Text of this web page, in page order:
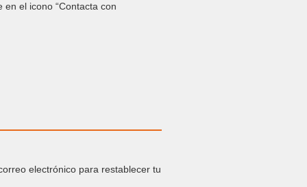
el icono “Contacta con
electrónico para restablecer tu